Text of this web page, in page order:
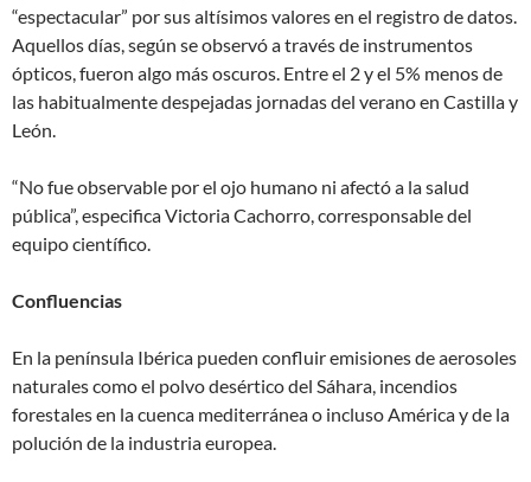
“espectacular” por sus altísimos valores en el registro de datos.
Aquellos días, según se observó a través de instrumentos
ópticos, fueron algo más oscuros. Entre el 2 y el 5% menos de
las habitualmente despejadas jornadas del verano en Castilla y
León.
“No fue observable por el ojo humano ni afectó a la salud
pública”, especifica Victoria Cachorro, corresponsable del
equipo científico.
Confluencias
En la península Ibérica pueden confluir emisiones de aerosoles
naturales como el polvo desértico del Sáhara, incendios
forestales en la cuenca mediterránea o incluso América y de la
polución de la industria europea.